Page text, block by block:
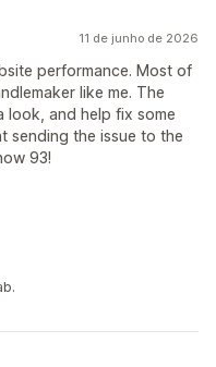
11 de junho de 2026
performance. Most of
like me. The
look, and help fix some
sending the issue to the
93!